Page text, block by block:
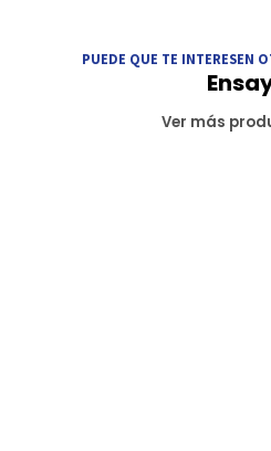
PUEDE QUE TE INTERESEN
Ver más